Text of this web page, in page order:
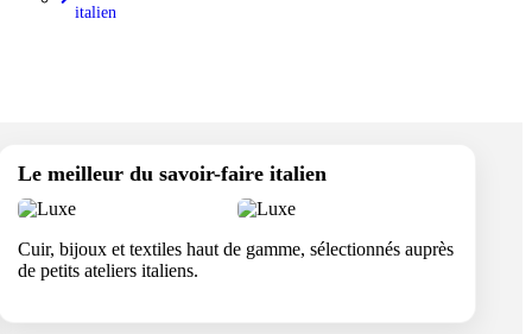
italien
Le meilleur du savoir-faire italien
Cuir, bijoux et textiles haut de gamme, sélectionnés auprès
de petits ateliers italiens.